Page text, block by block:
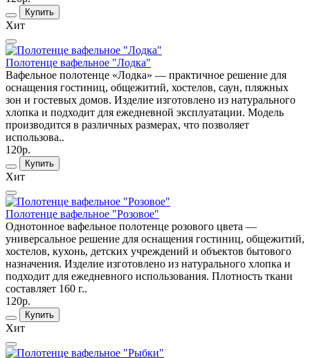
Купить
Хит
Полотенце вафельное "Лодка"
Вафельное полотенце «Лодка» — практичное решение для
оснащения гостиниц, общежитий, хостелов, саун, пляжных
зон и гостевых домов. Изделие изготовлено из натурального
хлопка и подходит для ежедневной эксплуатации. Модель
производится в различных размерах, что позволяет
использова..
120р.
Купить
Хит
Полотенце вафельное "Розовое"
Однотонное вафельное полотенце розового цвета —
универсальное решение для оснащения гостиниц, общежитий,
хостелов, кухонь, детских учреждений и объектов бытового
назначения. Изделие изготовлено из натурального хлопка и
подходит для ежедневного использования. Плотность ткани
составляет 160 г..
120р.
Купить
Хит